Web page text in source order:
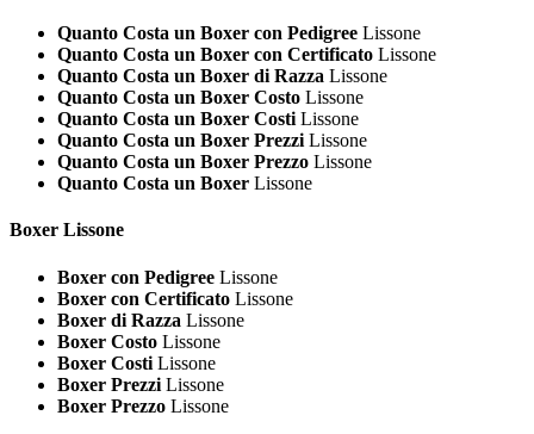
Quanto Costa un Boxer con Pedigree Lissone
Quanto Costa un Boxer con Certificato Lissone
Quanto Costa un Boxer di Razza Lissone
Quanto Costa un Boxer Costo Lissone
Quanto Costa un Boxer Costi Lissone
Quanto Costa un Boxer Prezzi Lissone
Quanto Costa un Boxer Prezzo Lissone
Quanto Costa un Boxer Lissone
Boxer Lissone
Boxer con Pedigree Lissone
Boxer con Certificato Lissone
Boxer di Razza Lissone
Boxer Costo Lissone
Boxer Costi Lissone
Boxer Prezzi Lissone
Boxer Prezzo Lissone